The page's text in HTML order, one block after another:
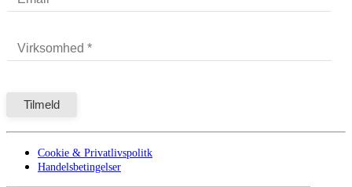
Cookie & Privatlivspolitk
Handelsbetingelser